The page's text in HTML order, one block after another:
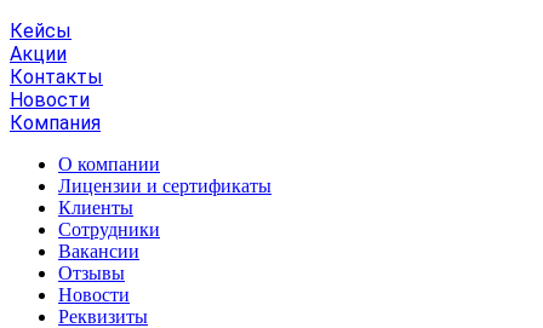
Кейсы
Акции
Контакты
Новости
Компания
О компании
Лицензии и сертификаты
Клиенты
Сотрудники
Вакансии
Отзывы
Новости
Реквизиты